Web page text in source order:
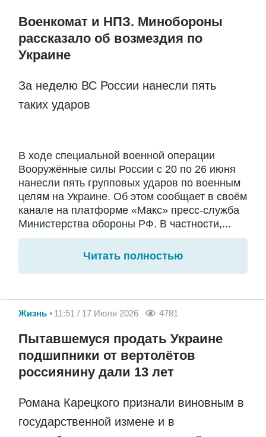
Военкомат и НПЗ. Минобороны
рассказало об возмездия по
Украине
За неделю ВС России нанесли пять
таких ударов
В ходе специальной военной операции
Вооружённые силы России с 20 по 26 июня
нанесли пять групповых ударов по военным
целям на Украине. Об этом сообщает в своём
канале на платформе «Макс» пресс-служба
Министерства обороны РФ. В частности,...
Читать полностью
Жизнь 11:51 / 17 Июля 2026 4781
Пытавшемуся продать Украине
подшипники от вертолётов
россиянину дали 13 лет
Романа Карецкого признали виновным в
государственной измене и в